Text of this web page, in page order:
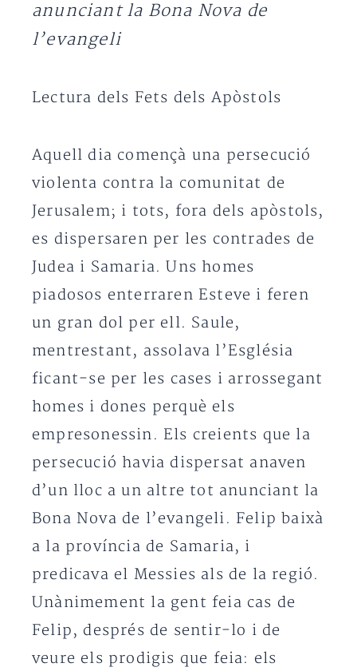
anunciant la Bona Nova de
l’evangeli
Lectura dels Fets dels Apòstols
Aquell dia començà una persecució
violenta contra la comunitat de
Jerusalem; i tots, fora dels apòstols,
es dispersaren per les contrades de
Judea i Samaria. Uns homes
piadosos enterraren Esteve i feren
un gran dol per ell. Saule,
mentrestant, assolava l’Església
ficant-se per les cases i arrossegant
homes i dones perquè els
empresonessin. Els creients que la
persecució havia dispersat anaven
d’un lloc a un altre tot anunciant la
Bona Nova de l’evangeli. Felip baixà
a la província de Samaria, i
predicava el Messies als de la regió.
Unànimement la gent feia cas de
Felip, després de sentir-lo i de
veure els prodigis que feia: els